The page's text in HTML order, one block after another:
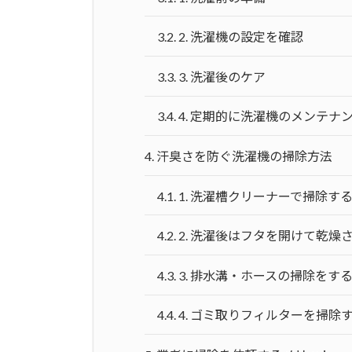
3.2. 2. 洗濯機の設定を確認
3.3. 3. 洗濯後のケア
3.4.4. 定期的に洗濯機のメンテナ
4. 汗臭さを防ぐ洗濯機の掃除方法
4.1. 1. 洗濯槽クリーナーで掃除する
4.2. 2. 洗濯後はフタを開けて乾燥
4.3. 3. 排水溝・ホースの掃除をする
4.4.4. ゴミ取りフィルターを掃除